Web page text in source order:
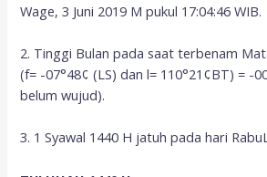
Wage, 3 Juni 2019 M pukul 17:04:46 WIB.
2. Tinggi Bulan pada saat terbenam
(f= -07°48¢ (LS) dan l= 110°21¢BT) = -
belum wujud).
3. 1 Syawal 1440 H jatuh pada hari